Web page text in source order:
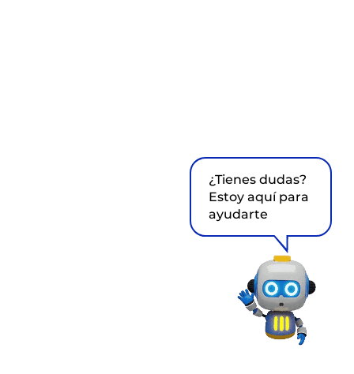
¿Tienes dudas?
Estoy aquí para
ayudarte